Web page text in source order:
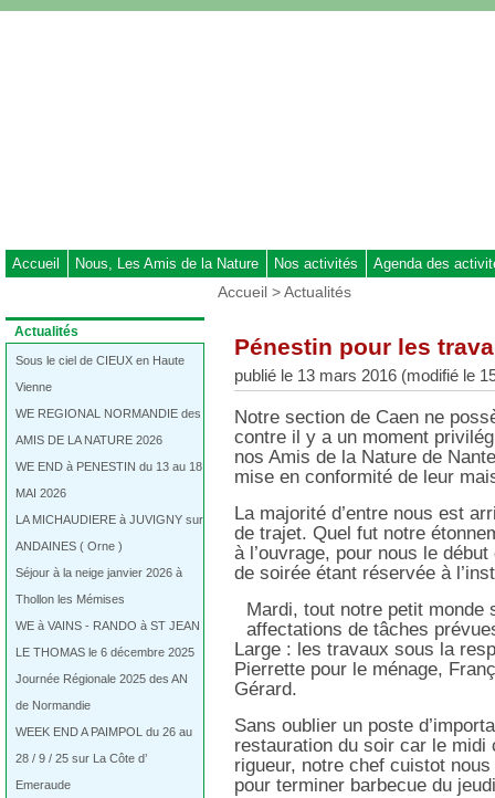
à
la
Accueil Nous, Les Amis de la Nature Nos activités Agenda des
Dans
la
rubrique
Actualités
Sous le ciel de CIEUX en Haute
Vienne
WE REGIONAL NORMANDIE des
AMIS DE LA NATURE 2026
WE END à PENESTIN du 13 au 18
MAI 2026
LA MICHAUDIERE à JUVIGNY sur
ANDAINES ( Orne )
Séjour à la neige janvier 2026 à
Thollon les Mémises
WE à VAINS - RANDO à ST JEAN
LE THOMAS le 6 décembre 2025
Journée Régionale 2025 des AN
de Normandie
WEEK END A PAIMPOL du 26 au
28 / 9 / 25 sur La Côte d’
Emeraude
Vous
Accueil >Actualités
Pénestin pour les
publié le 13 mars 2016 (modifié le
Notre section de Caen ne
contre il y a un moment
nos Amis de la Nature de
mise en conformité de leur
La majorité d’entre nous est
de trajet. Quel fut notre
à l’ouvrage, pour nous le
de soirée étant réservée à
Mardi, tout notre petit
affectations de tâches
Large : les travaux sous la
Pierrette pour le ménage,
Gérard.
Sans oublier un poste
restauration du soir car le midi
rigueur, notre chef cuistot
pour terminer barbecue du